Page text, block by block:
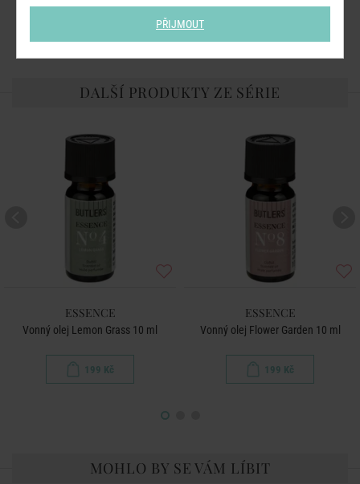
DALŠÍ PRODUKTY ZE SÉRIE
ESSENCE
Vonný olej Lemon Grass 10 ml
199 Kč
ESSENCE
Vonný olej Flower Garden 10 ml
199 Kč
MOHLO BY SE VÁM LÍBIT
PŘIJMOUT